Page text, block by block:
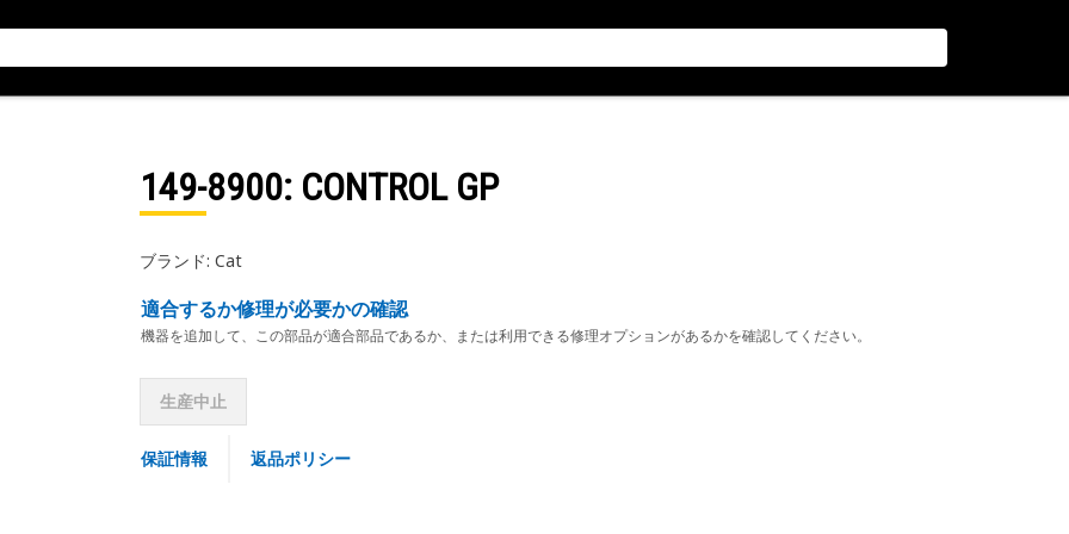
149-8900: CONTROL GP
ブランド: Cat
適合するか修理が必要かの確認
機器を追加して、この部品が適合部品であるか、または利用できる修理オプションがあるかを確認してください。
生産中止
保証情報 返品ポリシー